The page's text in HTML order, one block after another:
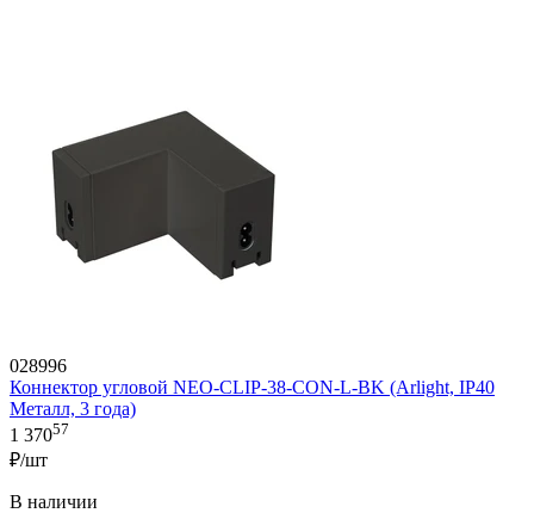
028996
Коннектор угловой NEO-CLIP-38-CON-L-BK (Arlight, IP40
Металл, 3 года)
1 37057
₽/шт
В наличии